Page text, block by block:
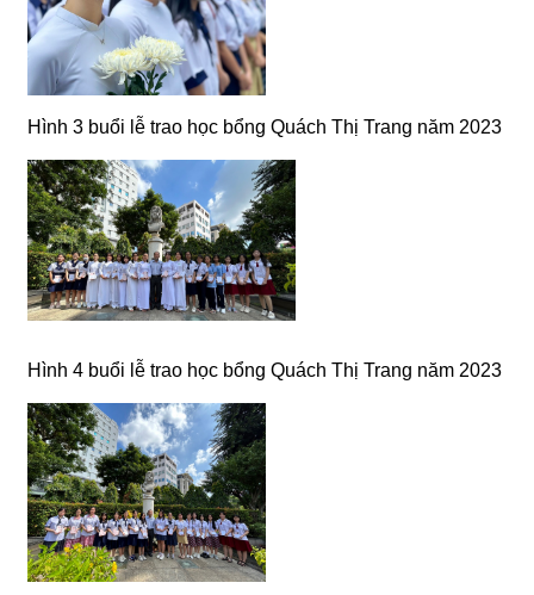
Hình 3 buổi lễ trao học bổng Quách Thị Trang năm 2023
Hình 4 buổi lễ trao học bổng Quách Thị Trang năm 2023